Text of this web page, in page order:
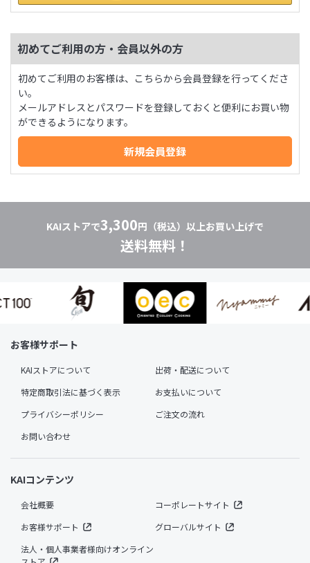
初めてご利用の方・会員以外の方
初めてご利用のお客様は、こちらから会員登録を行ってくださ
い。
メールアドレスとパスワードを登録しておくと便利にお買い物
ができるようになります。
KAIストアで3,300円（税込）以上お買い上げで
送料無料！
お客様サポート
KAIストアについて
出荷・配送について
特定商取引法に基づく表示
お支払いについて
プライバシーポリシー
ご注文の流れ
お問い合わせ
KAIコンテンツ
会社概要
コーポレートサイト
お客様サポート
グローバルサイト
法人・個人事業者様向けオンライン